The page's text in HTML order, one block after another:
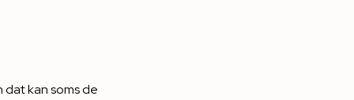
dat kan soms de